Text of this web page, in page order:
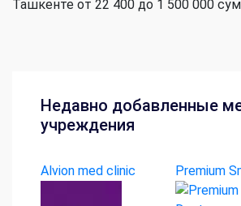
Ташкенте от 22 400 до 1 500 000
Недавно добавленные
учреждения
Alvion med clinic Premium